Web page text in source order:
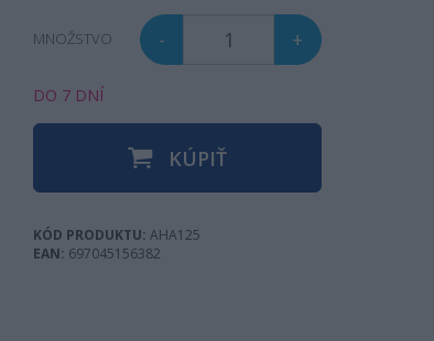
MNOŽSTVO - +
DO 7 DNÍ
KÚPIŤ
KÓD PRODUKTU: AHA125
EAN: 697045156382